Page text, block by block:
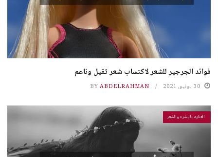
فوائد الجرجير للشعر لاكتساب شعر ثقيل وناعم
30 يونيو، 2021 BY ABDELRAHMAN
العنايه بالبشره والشعر